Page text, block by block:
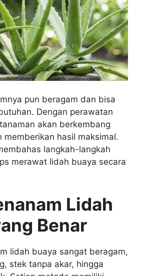
pun beragam dan bisa
Dengan perawatan
akan berkembang
memberikan hasil maksimal.
langkah-langkah
merawat lidah buaya secara
Lidah
Benar
lidah buaya sangat beragam,
stek tanpa akar, hingga